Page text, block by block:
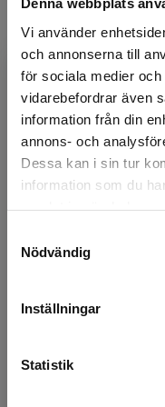
Vi använder
och annonserna till
för sociala medier
vidarebefordrar även
information från din
annons- och
Dessa kan i sin tur
information som du
Nödvändig
Inställningar
Statistik
Det verkar som
Vi erbjuder inte
att kunna slutföra
Marie B.
bland annat
rättvisa för